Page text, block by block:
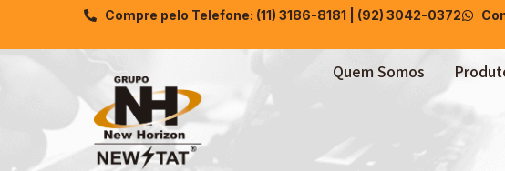
Compre pelo Telefone: (11) 3186-8181 | (92) 3042-0372
Quem Somos